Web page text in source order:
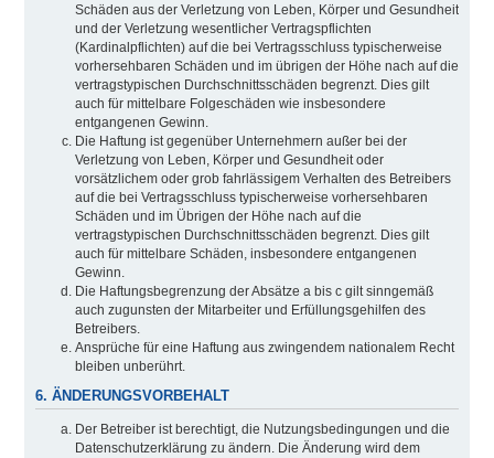
Schäden aus der Verletzung von Leben, Körper und Gesundheit
und der Verletzung wesentlicher Vertragspflichten
(Kardinalpflichten) auf die bei Vertragsschluss typischerweise
vorhersehbaren Schäden und im übrigen der Höhe nach auf die
vertragstypischen Durchschnittsschäden begrenzt. Dies gilt
auch für mittelbare Folgeschäden wie insbesondere
entgangenen Gewinn.
Die Haftung ist gegenüber Unternehmern außer bei der
Verletzung von Leben, Körper und Gesundheit oder
vorsätzlichem oder grob fahrlässigem Verhalten des Betreibers
auf die bei Vertragsschluss typischerweise vorhersehbaren
Schäden und im Übrigen der Höhe nach auf die
vertragstypischen Durchschnittsschäden begrenzt. Dies gilt
auch für mittelbare Schäden, insbesondere entgangenen
Gewinn.
Die Haftungsbegrenzung der Absätze a bis c gilt sinngemäß
auch zugunsten der Mitarbeiter und Erfüllungsgehilfen des
Betreibers.
Ansprüche für eine Haftung aus zwingendem nationalem Recht
bleiben unberührt.
6. ÄNDERUNGSVORBEHALT
Der Betreiber ist berechtigt, die Nutzungsbedingungen und die
Datenschutzerklärung zu ändern. Die Änderung wird dem